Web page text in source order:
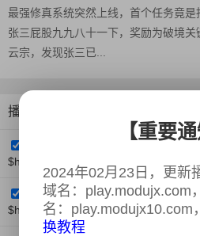
最强修真系统突然上线，首个任务竟
张三屁股九九八十一下，奖励为破境关
云宗，发现张三已...
播放类型：modum3u8
$https://play.modujx11.com/
第02集
$https://play.modujx11.com/
【重要通
2024年02月23日，更新
域名：play.modujx.com
名：play.modujx10.com
换教程